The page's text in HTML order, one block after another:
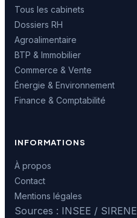
Tous les cabinets
Dossiers RH
Agroalimentaire
BTP & Immobilier
Commerce & Vente
Énergie & Environnement
Finance & Comptabilité
INFORMATIONS
À propos
Contact
Mentions légales
Sources : INSEE / SIRENE